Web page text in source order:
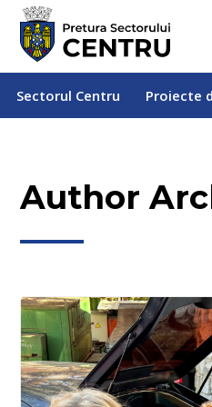
Sectorul Centru Proiecte
Author
Sectorul Centru